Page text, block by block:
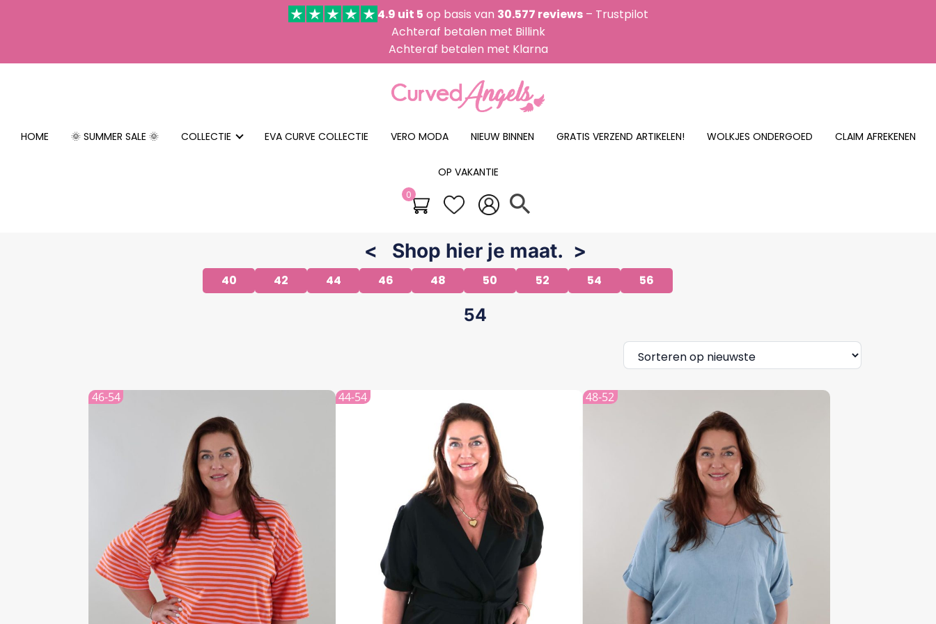
4.9 uit 5 op basis van 30.577 reviews– Trustpilot
Achteraf betalen met Billink
Achteraf betalen met Klarna
HOME 🌞 SUMMER SALE 🌞 COLLECTIE EVA CURVE COLLECTIE VERO MODA NIEUW BINNEN GRATIS VERZEND ARTIKELEN! WOLKJES ONDERGOED CLAIM AFREKENEN
OP VAKANTIE
0 search
< Shop hier je maat. >
40 42 44 46 48 50 52 54 56
54
46-54 44-54 48-52